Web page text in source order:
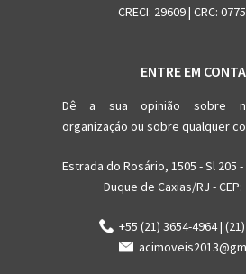
CRECI: 29609 | CRC:
ENTRE EM
Dê a sua opinião sobre
organizaçáo ou sobre qualquer
Estrada do Rosário, 1505 - Sl 205
Duque de Caxias/RJ -
+55 (21) 3654-4964 |